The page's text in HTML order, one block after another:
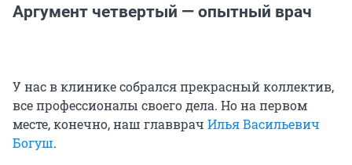
Аргумент четвертый — опытный врач
У нас в клинике собрался прекрасный коллектив,
все профессионалы своего дела. Но на первом
месте, конечно, наш главврач Илья Васильевич
Богуш.